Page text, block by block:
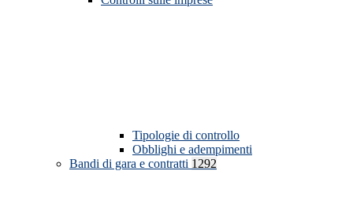
Tipologie di controllo
Obblighi e adempimenti
Bandi di gara e contratti 1292